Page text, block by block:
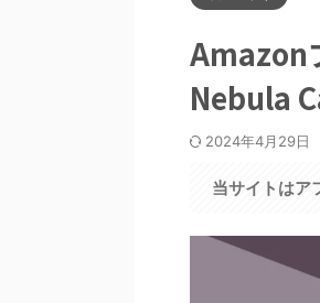
Amazon
Nebula
2024年4月29日
当サイトはア